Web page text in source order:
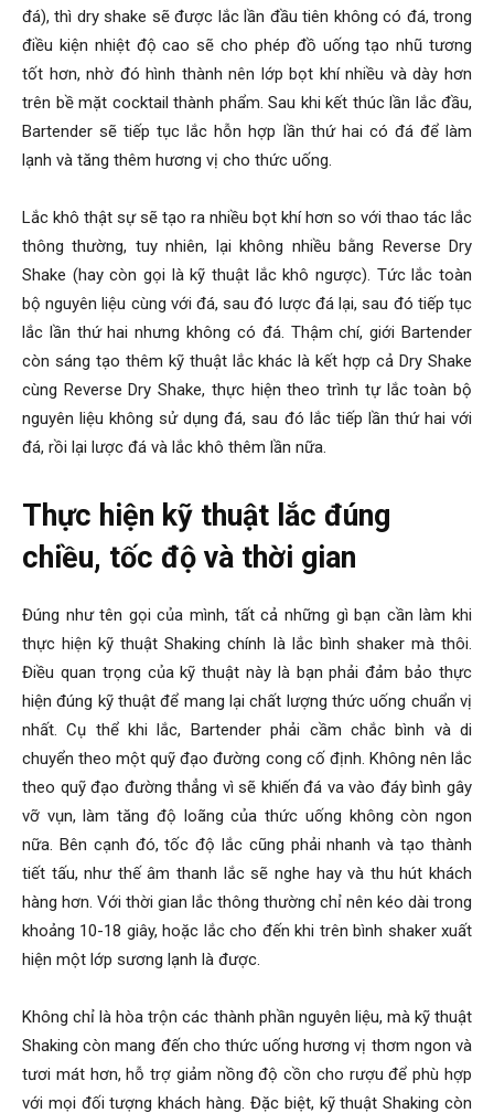
đá), thì dry shake sẽ được lắc lần đầu tiên không có đá, trong
điều kiện nhiệt độ cao sẽ cho phép đồ uống tạo nhũ tương
tốt hơn, nhờ đó hình thành nên lớp bọt khí nhiều và dày hơn
trên bề mặt cocktail thành phẩm. Sau khi kết thúc lần lắc đầu,
Bartender sẽ tiếp tục lắc hỗn hợp lần thứ hai có đá để làm
lạnh và tăng thêm hương vị cho thức uống.
Lắc khô thật sự sẽ tạo ra nhiều bọt khí hơn so với thao tác lắc
thông thường, tuy nhiên, lại không nhiều bằng Reverse Dry
Shake (hay còn gọi là kỹ thuật lắc khô ngược). Tức lắc toàn
bộ nguyên liệu cùng với đá, sau đó lược đá lại, sau đó tiếp tục
lắc lần thứ hai nhưng không có đá. Thậm chí, giới Bartender
còn sáng tạo thêm kỹ thuật lắc khác là kết hợp cả Dry Shake
cùng Reverse Dry Shake, thực hiện theo trình tự lắc toàn bộ
nguyên liệu không sử dụng đá, sau đó lắc tiếp lần thứ hai với
đá, rồi lại lược đá và lắc khô thêm lần nữa.
Thực hiện kỹ thuật lắc đúng
chiều, tốc độ và thời gian
Đúng như tên gọi của mình, tất cả những gì bạn cần làm khi
thực hiện kỹ thuật Shaking chính là lắc bình shaker mà thôi.
Điều quan trọng của kỹ thuật này là bạn phải đảm bảo thực
hiện đúng kỹ thuật để mang lại chất lượng thức uống chuẩn vị
nhất. Cụ thể khi lắc, Bartender phải cầm chắc bình và di
chuyển theo một quỹ đạo đường cong cố định. Không nên lắc
theo quỹ đạo đường thẳng vì sẽ khiến đá va vào đáy bình gây
vỡ vụn, làm tăng độ loãng của thức uống không còn ngon
nữa. Bên cạnh đó, tốc độ lắc cũng phải nhanh và tạo thành
tiết tấu, như thế âm thanh lắc sẽ nghe hay và thu hút khách
hàng hơn. Với thời gian lắc thông thường chỉ nên kéo dài trong
khoảng 10-18 giây, hoặc lắc cho đến khi trên bình shaker xuất
hiện một lớp sương lạnh là được.
Không chỉ là hòa trộn các thành phần nguyên liệu, mà kỹ thuật
Shaking còn mang đến cho thức uống hương vị thơm ngon và
tươi mát hơn, hỗ trợ giảm nồng độ cồn cho rượu để phù hợp
với mọi đối tượng khách hàng. Đặc biệt, kỹ thuật Shaking còn